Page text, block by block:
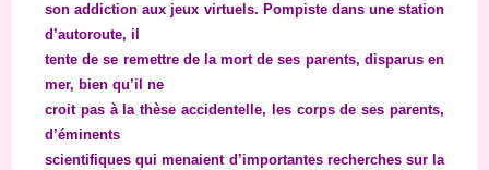
son addiction aux jeux virtuels. Pompiste dans une station
d’autoroute, il
tente de se remettre de la mort de ses parents, disparus en
mer, bien qu’il ne
croit pas à la thèse accidentelle, les corps de ses parents,
d’éminents
scientifiques qui menaient d’importantes recherches sur la